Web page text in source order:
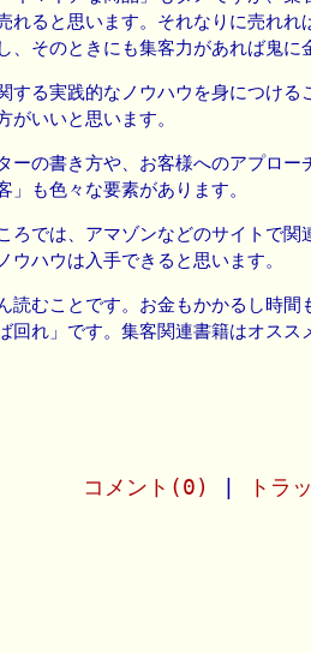
れると思います。それなりに売れれ
、そのときにも集客力があれば鬼に
する実践的なノウハウを身につける
がいいと思います。
ーの書き方や、お客様へのアプロー
」も色々な要素があります。
ろでは、アマゾンなどのサイトで関
ウハウは入手できると思います。
読むことです。お金もかかるし時間
回れ」です。集客関連書籍はオスス
コメント(0) トラ